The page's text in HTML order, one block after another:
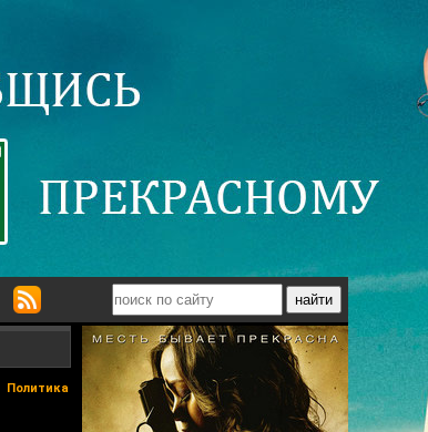
Политика